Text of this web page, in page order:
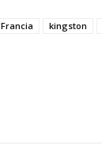
Francia kingston